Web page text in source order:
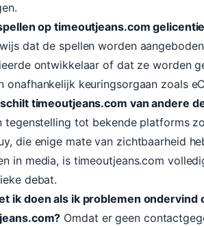
op timeoutjeans.com
dat de spellen worden
ontwikkelaar of dat ze worden
onafhankelijk keuringsorgaan zoals
timeoutjeans.com van andere
tegenstelling tot bekende platforms
die enige mate van zichtbaarheid
in media, is timeoutjeans.com
debat.
ik doen als ik problemen ondervind
Omdat er geen